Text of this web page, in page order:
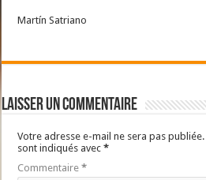
Martín Satriano
Laisser un commentaire
Votre adresse e-mail ne sera pas publiée.
sont indiqués avec*
Commentaire*